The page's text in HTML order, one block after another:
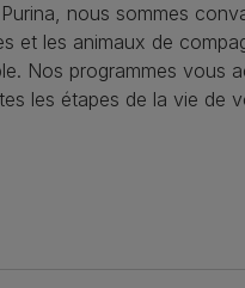
nous sommes
et les animaux de
Nos programmes vous
les étapes de la vie de